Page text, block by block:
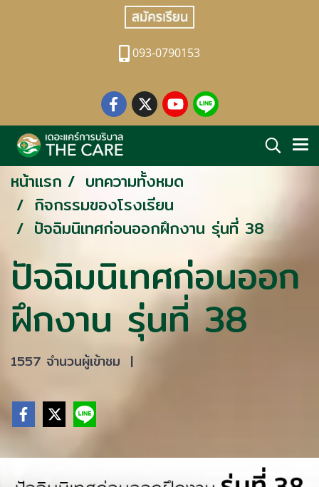
093-0790153
หน้าแรก
บทความทั้งหมด
กิจกรรมของโรงเรียน
ปัจฉิมนิเทศก่อนออกฝึกงาน รุ่นที่ 38
ปัจฉิมนิเทศก่อนออก
ฝึกงาน รุ่นที่ 38
1557 จำนวนผู้เข้าชม |